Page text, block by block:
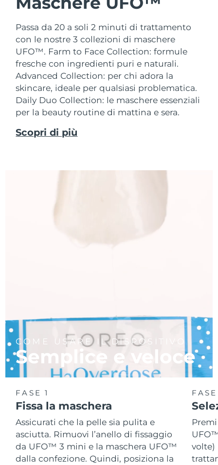
Passa da 20 a soli 2 minuti di trattamento
con le nostre 3 collezioni di maschere
UFO™. Farm to Face Collection: formule
fresche con ingredienti puri e naturali.
Advanced Collection: per chi adora la
skincare, ideale per qualsiasi problematica.
Daily Duo Collection: le maschere essenziali
per la beauty routine di mattina e sera.
Scopri di più
COME USARE IL DISPOSITIVO
Semplice e veloce
FASE 1
Fissa la maschera
Assicurati che la pelle sia pulita e
asciutta. Rimuovi l’anello di fissaggio
da UFO™ 3 mini e la maschera UFO™
dalla confezione. Quindi, posiziona la
volte)